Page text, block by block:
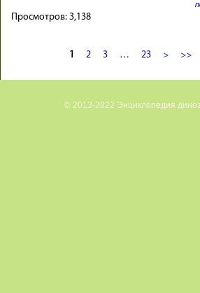
Просмотров: 3,138
1 2 3 … 23 > >>
© 2013-2022 Энциклопедия